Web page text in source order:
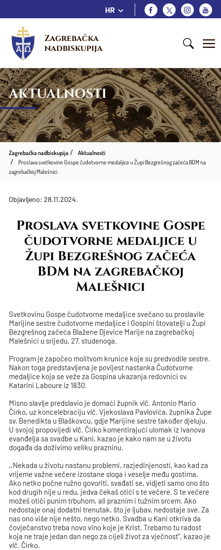
HR
Zagrebačka
nadbiskupija
AKTUALNOSTI
Zagrebačka nadbiskupija
Aktualnosti
Proslava svetkovine Gospe čudotvorne medaljice u Župi Bezgrešnog začeća BDM na
zagrebačkoj Malešnici
Objavljeno: 28.11.2024.
Proslava svetkovine Gospe
čudotvorne medaljice u
Župi Bezgrešnog začeća
BDM na zagrebačkoj
Malešnici
Svetkovinu Gospe čudotvorne medaljice svečano su proslavile
Marijine sestre čudotvorne medaljice i Gospini štovatelji u Župi
Bezgrešnog začeća Blažene Djevice Marije na zagrebačkoj
Malešnici u srijedu, 27. studenoga.
Program je započeo molitvom krunice koje su predvodile sestre.
Nakon toga predstavljena je povijest nastanka Čudotvorne
medaljice koja se veže za Gospina ukazanja redovnici sv.
Katarini Laboure iz 1830.
Misno slavlje predslavio je domaći župnik vlč. Antonio Mario
Čirko, uz koncelebraciju vlč. Vjekoslava Pavlovića, župnika Župe
sv. Benedikta u Blaškovcu, gdje Marijine sestre također djeluju.
U svojoj propovijedi vlč. Čirko komentirajući ulomak iz Ivanova
evanđelja sa svadbe u Kani, kazao je kako nam se u životu
događa da doživimo veliku prazninu.
,,Nekada u životu nastanu problemi, razjedinjenosti, kao kad za
vrijeme važne večere izostane sloga i veselje među gostima.
Ako netko počne ružno govoriti, svađati se, vidjeti samo ono što
kod drugih nije u redu, jedva čekaš otići s te večere. S te večere
možeš otiči punim trbuhom, ali praznim i tužnim srcem. Ako
nedostaje onaj dodatni trenutak, što je ljubav, nedostaje sve. Za
nas ono više nije nešto, nego netko. Svadba u Kani otkriva da
čovječanstvo treba novo vino koje je Krist. Trebamo tu radost
koja ne traje jedan dan nego za cijeli život za vječnost’’, kazao je
vlč. Čirko.